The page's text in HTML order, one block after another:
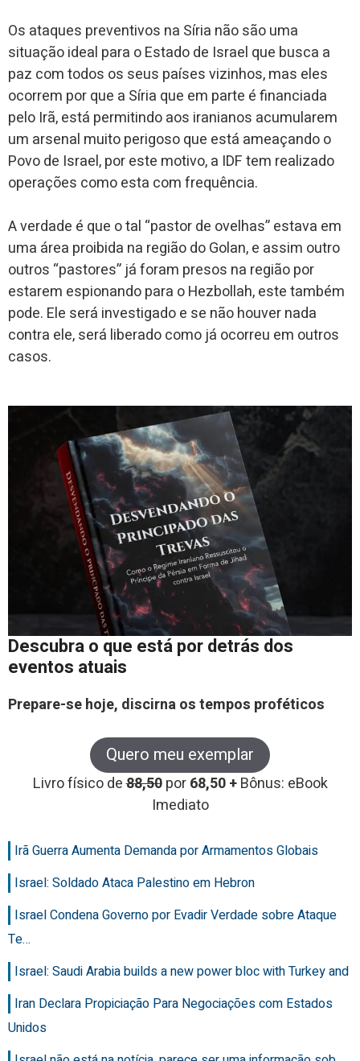
Os ataques preventivos na Síria não são uma
situação ideal para o Estado de Israel que busca a
paz com todos os seus países vizinhos, mas eles
ocorrem por que a Síria que em parte é financiada
pelo Irã, está permitindo aos iranianos acumularem
um arsenal muito perigoso que está ameaçando o
Povo de Israel, por este motivo, a IDF tem realizado
operações como esta com frequência.
A verdade é que o tal “pastor de ovelhas” estava em
uma área proibida na região do Golan, e assim outro
outros “pastores” já foram presos na região por
estarem espionando para o Hezbollah, este também
pode. Ele será investigado e se não houver nada
contra ele, será liberado como já ocorreu em outros
casos.
Descubra o que está por detrás dos
eventos atuais
Prepare-se hoje, discirna os tempos proféticos
Quero meu exemplar
Livro físico de88,50 por68,50 +Bônus: eBook
Imediato
Irã Guerra Aumenta Demanda por Armamentos Globais
Israel: Soldado Ataca Palestino em Hebron
Israel Condena Governo por Evadir Verdade sobre Ataque
Te…
Israel: Saudi Arabia builds a new power bloc with Turkey and
Iran Declara Propiciação Para Negociações com Estados
Unidos